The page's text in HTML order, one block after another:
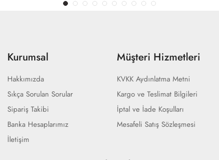
Kurumsal
Hakkımızda
Sıkça Sorulan Sorular
Sipariş Takibi
Banka Hesaplarımız
İletişim
Müşteri Hizmetleri
KVKK Aydınlatma Metni
Kargo ve Teslimat Bilgileri
İptal ve İade Koşulları
Mesafeli Satış Sözleşmesi